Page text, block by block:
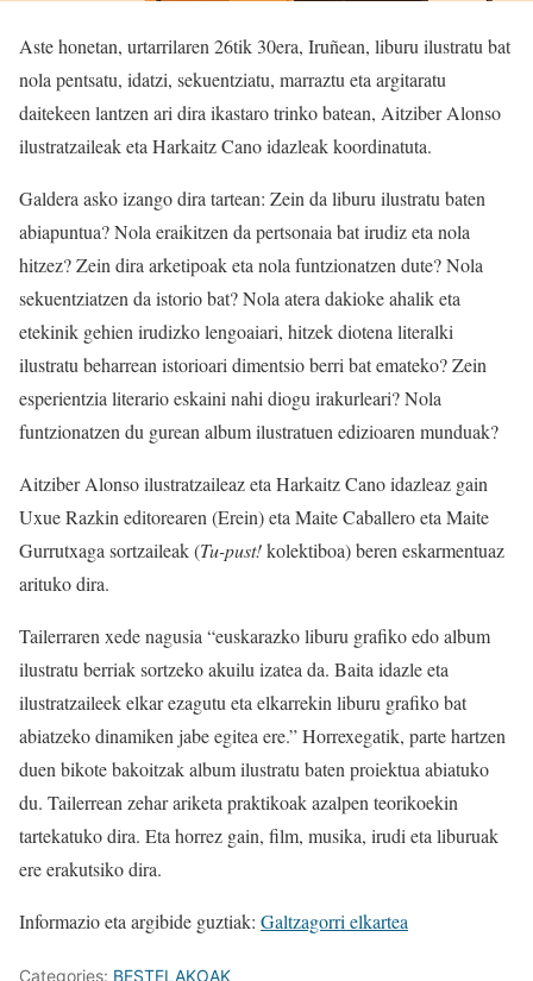
Aste honetan, urtarrilaren 26tik 30era, Iruñean, liburu ilustratu bat
nola pentsatu, idatzi, sekuentziatu, marraztu eta argitaratu
daitekeen lantzen ari dira ikastaro trinko batean, Aitziber Alonso
ilustratzaileak eta Harkaitz Cano idazleak koordinatuta.
Galdera asko izango dira tartean: Zein da liburu ilustratu baten
abiapuntua? Nola eraikitzen da pertsonaia bat irudiz eta nola
hitzez? Zein dira arketipoak eta nola funtzionatzen dute? Nola
sekuentziatzen da istorio bat? Nola atera dakioke ahalik eta
etekinik gehien irudizko lengoaiari, hitzek diotena literalki
ilustratu beharrean istorioari dimentsio berri bat emateko? Zein
esperientzia literario eskaini nahi diogu irakurleari? Nola
funtzionatzen du gurean album ilustratuen edizioaren munduak?
Aitziber Alonso ilustratzaileaz eta Harkaitz Cano idazleaz gain
Uxue Razkin editorearen (Erein) eta Maite Caballero eta Maite
Gurrutxaga sortzaileak (Tu-pust!kolektiboa) beren eskarmentuaz
arituko dira.
Tailerraren xede nagusia “euskarazko liburu grafiko edo album
ilustratu berriak sortzeko akuilu izatea da. Baita idazle eta
ilustratzaileek elkar ezagutu eta elkarrekin liburu grafiko bat
abiatzeko dinamiken jabe egitea ere.” Horrexegatik, parte hartzen
duen bikote bakoitzak album ilustratu baten proiektua abiatuko
du. Tailerrean zehar ariketa praktikoak azalpen teorikoekin
tartekatuko dira. Eta horrez gain, film, musika, irudi eta liburuak
ere erakutsiko dira.
Informazio eta argibide guztiak: Galtzagorri elkartea
Categories: BESTELAKOAK